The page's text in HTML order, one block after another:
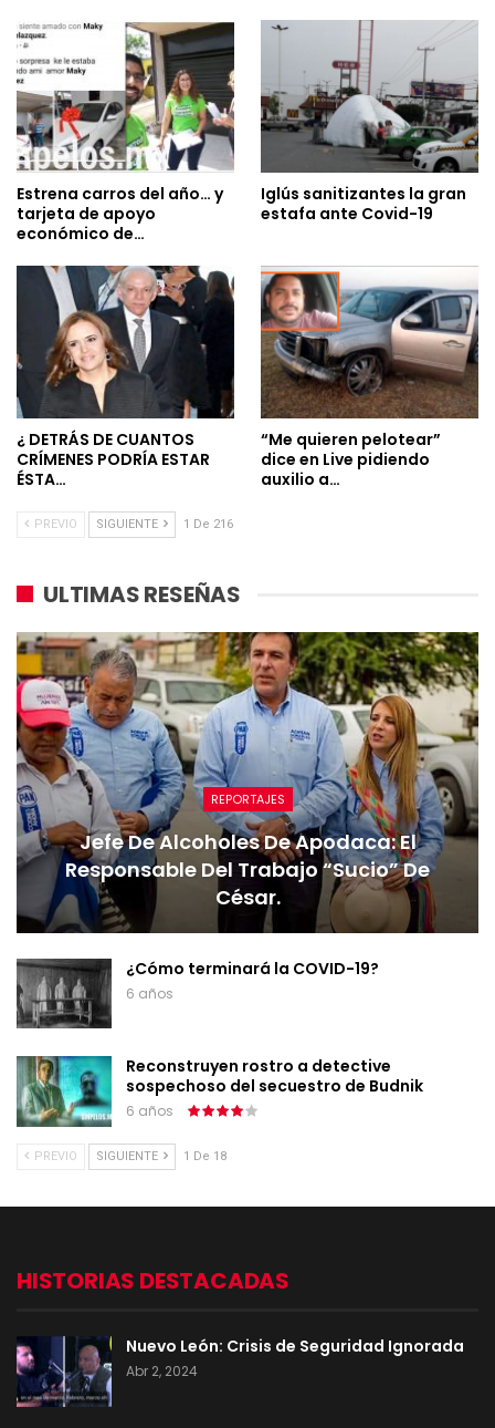
Estrena carros del año… y
tarjeta de apoyo
económico de…
Iglús sanitizantes la gran
estafa ante Covid-19
¿ DETRÁS DE CUANTOS
CRÍMENES PODRÍA ESTAR
ÉSTA…
“Me quieren pelotear”
dice en Live pidiendo
auxilio a…
PREVIO SIGUIENTE 1 De 216
ULTIMAS RESEÑAS
REPORTAJES
Jefe De Alcoholes De Apodaca: El
Responsable Del Trabajo “sucio” De
César.
¿Cómo terminará la COVID-19?
6 años
Reconstruyen rostro a detective
sospechoso del secuestro de Budnik
6 años
PREVIO SIGUIENTE 1 De 18
HISTORIAS DESTACADAS
Nuevo León: Crisis de Seguridad Ignorada
Abr 2, 2024